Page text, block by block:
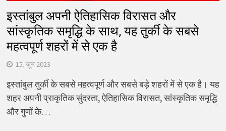
इस्तांबुल अपनी ऐतिहासिक विरासत और
सांस्कृतिक समृद्धि के साथ, यह तुर्की के सबसे
महत्वपूर्ण शहरों में से एक है
15. जून 2023
इस्तांबुल तुर्की के सबसे महत्वपूर्ण और सबसे बड़े शहरों में से एक है। यह
शहर अपनी प्राकृतिक सुंदरता, ऐतिहासिक विरासत, सांस्कृतिक समृद्धि
और गुणों के…